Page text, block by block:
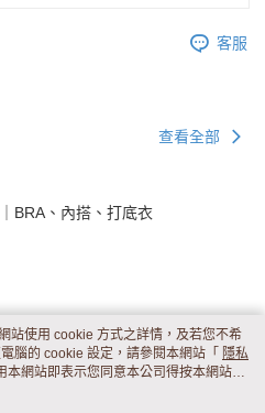
客服
查看全部
｜BRA、內搭、打底衣
站使用 cookie 方式之詳情，及若您不希
腦的 cookie 設定，請參閱本網站「 隱私
本網站即表示您同意本公司得按本網站使